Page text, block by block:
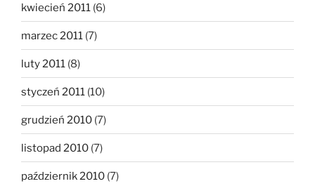
kwiecień 2011 (6)
marzec 2011 (7)
luty 2011 (8)
styczeń 2011 (10)
grudzień 2010 (7)
listopad 2010 (7)
październik 2010 (7)